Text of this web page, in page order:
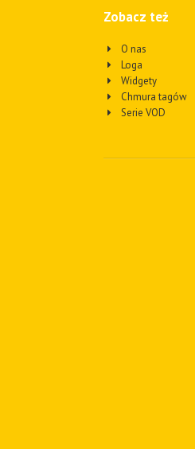
Zobacz też
O nas
Loga
Widgety
Chmura tagów
Serie VOD